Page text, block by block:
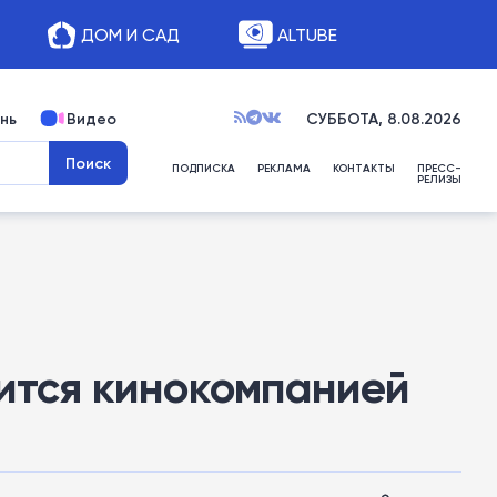
ДОМ И САД ALTUBE
Видео СУББОТА, 8.08.2026
ПОДПИСКА РЕКЛАМА КОНТАКТЫ ПРЕСС-
РЕЛИЗЫ
кинокомпанией